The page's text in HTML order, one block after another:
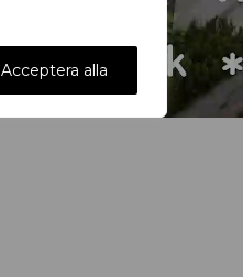
Acceptera alla